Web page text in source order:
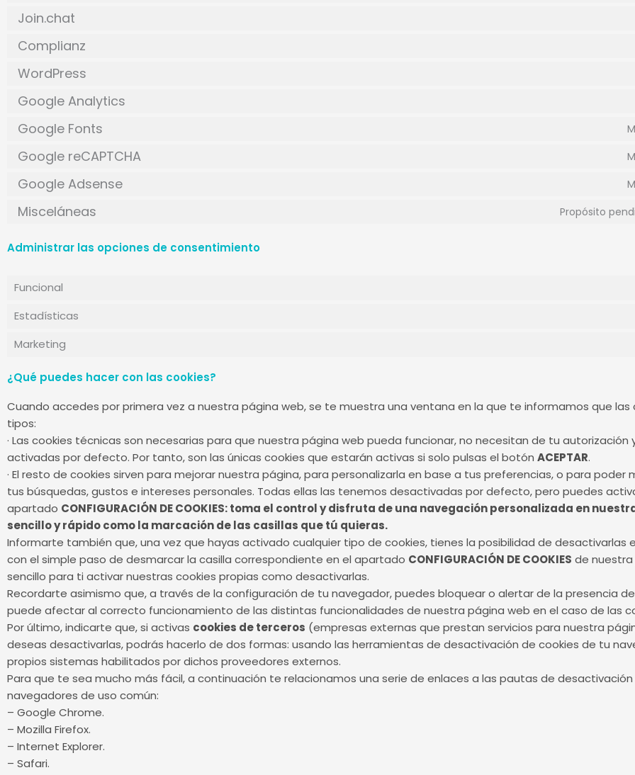
Join.chat
Complianz
WordPress
Google Analytics
Google Fonts
Google reCAPTCHA
Google Adsense
Misceláneas Propósito
Administrar las opciones de consentimiento
Funcional
Estadísticas
Marketing
¿Qué puedes hacer con las cookies?
Cuando accedes por primera vez a nuestra página web, se te muestra una ventana en la que te informamos que las
tipos:
· Las cookies técnicas son necesarias para que nuestra página web pueda funcionar, no necesitan de tu autorización
activadas por defecto. Por tanto, son las únicas cookies que estarán activas si solo pulsas el botón ACEPTAR.
· El resto de cookies sirven para mejorar nuestra página, para personalizarla en base a tus preferencias, o para
tus búsquedas, gustos e intereses personales. Todas ellas las tenemos desactivadas por defecto, pero puedes
apartado CONFIGURACIÓN DE COOKIES: toma el control y disfruta de una navegación personalizada en
sencillo y rápido como la marcación de las casillas que tú quieras.
Informarte también que, una vez que hayas activado cualquier tipo de cookies, tienes la posibilidad de desactivarlas
con el simple paso de desmarcar la casilla correspondiente en el apartado CONFIGURACIÓN DE COOKIES de
sencillo para ti activar nuestras cookies propias como desactivarlas.
Recordarte asimismo que, a través de la configuración de tu navegador, puedes bloquear o alertar de la presencia
puede afectar al correcto funcionamiento de las distintas funcionalidades de nuestra página web en el caso de las
Por último, indicarte que, si activas cookies de terceros (empresas externas que prestan servicios para nuestra
deseas desactivarlas, podrás hacerlo de dos formas: usando las herramientas de desactivación de cookies de tu
propios sistemas habilitados por dichos proveedores externos.
Para que te sea mucho más fácil, a continuación te relacionamos una serie de enlaces a las pautas de
navegadores de uso común:
– Google Chrome.
– Mozilla Firefox.
– Internet Explorer.
– Safari.